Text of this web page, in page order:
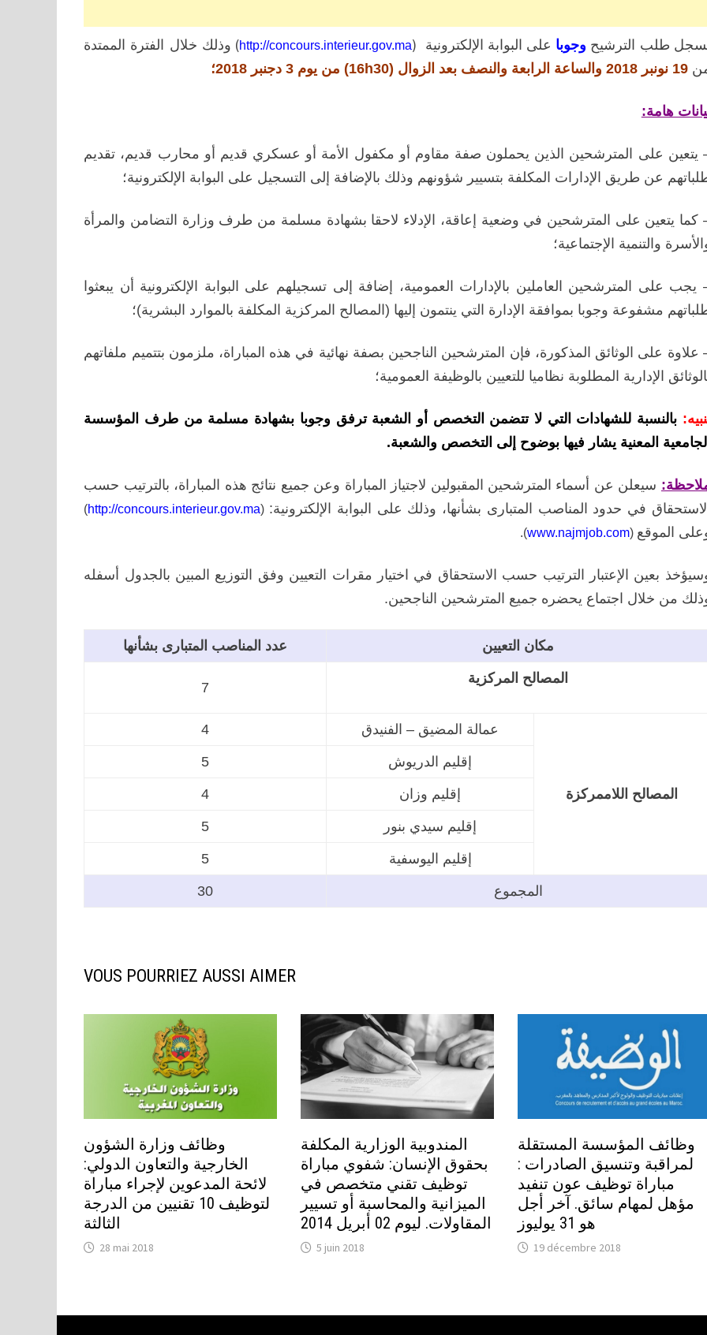
طلب الترشيح وجوبا على البوابة الإلكترونية (http://concours.interieur.gov.ma
) وذلك خلال الفترة الممتدة
19 نونبر 2018 والساعة الرابعة والنصف بعد الزوال (16h30) من يوم 3 دجنبر 2018؛
هامة:
يتعين على المترشحين الذين يحملون صفة مقاوم أو مكفول الأمة أو عسكري قديم أو محارب قديم، تقديم
عن طريق الإدارات المكلفة بتسيير شؤونهم وذلك بالإضافة إلى التسجيل على البوابة الإلكترونية؛
كما يتعين على المترشحين في وضعية إعاقة، الإدلاء لاحقا بشهادة مسلمة من طرف وزارة التضامن والمرأة
والتنمية الإجتماعية؛
يجب على المترشحين العاملين بالإدارات العمومية، إضافة إلى تسجيلهم على البوابة الإلكترونية أن يبعثوا
مشفوعة وجوبا بموافقة الإدارة التي ينتمون إليها (المصالح المركزية المكلفة بالموارد البشرية)؛
علاوة على الوثائق المذكورة، فإن المترشحين الناجحين بصفة نهائية في هذه المباراة، ملزمون بتتميم ملفاتهم
الإدارية المطلوبة نظاميا للتعيين بالوظيفة العمومية؛
بالنسبة للشهادات التي لا تتضمن التخصص أو الشعبة ترفق وجوبا بشهادة مسلمة من طرف المؤسسة
المعنية يشار فيها بوضوح إلى التخصص والشعبة.
سيعلن عن أسماء المترشحين المقبولين لاجتياز المباراة وعن جميع نتائج هذه المباراة، بالترتيب حسب
في حدود المناصب المتبارى بشأنها، وذلك على البوابة الإلكترونية: (
http://concours.interieur.gov.ma
)
الموقع (
www.najmjob.com
)
.
بعين الإعتبار الترتيب حسب الاستحقاق في اختيار مقرات التعيين وفق التوزيع المبين بالجدول أسفله
من خلال اجتماع يحضره جميع المترشحين الناجحين.
عدد المناصب المتبارى بشأنها مكان التعيين
7
المصالح المركزية
4 عمالة المضيق – الفنيدق
المصالح اللاممركزة
5 إقليم الدريوش
4 إقليم وزان
5 إقليم سيدي بنور
5 إقليم اليوسفية
30 المجموع
VOUS POURRIEZ AUSSI AIMER
وظائف وزارة الشؤون
الخارجية والتعاون الدولي:
لائحة المدعوين لإجراء مباراة
لتوظيف 10 تقنيين من الدرجة
الثالثة
28 mai 2018
المندوبية الوزارية المكلفة
بحقوق الإنسان: شفوي مباراة
توظيف تقني متخصص في
الميزانية والمحاسبة أو تسيير
المقاولات. ليوم 02 أبريل 2014
5 juin 2018
وظائف المؤسسة المستقلة
لمراقبة وتنسيق الصادرات :
مباراة توظيف عون تنفيد
مؤهل لمهام سائق. آخر أجل
هو 31 يوليوز
19 décembre 2018